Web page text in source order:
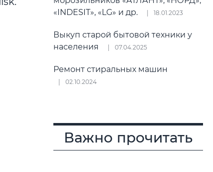
«INDESIT», «LG» и др.
18.01.2023
Выкуп старой бытовой техники у
населения
07.04.2025
Ремонт стиральных машин
02.10.2024
Важно прочитать